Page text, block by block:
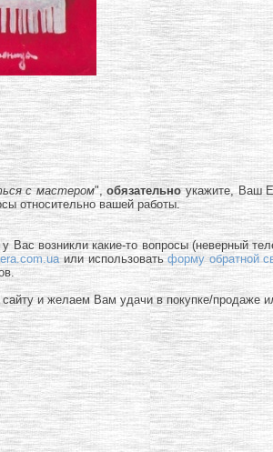
с мастером",обязательноукажите, Ваш
относительно вашей работы.
Вас возникли какие-то вопросы (неверный
или использоватьформу обратной
и желаем Вам удачи в покупке/продаже